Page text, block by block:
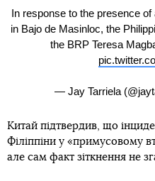
In response to the presence
in Bajo de Masinloc, the
the BRP Teresa
— Jay Tarriela
Китай підтвердив, що
Філіппіни у «примусовому
але сам факт зіткнення не